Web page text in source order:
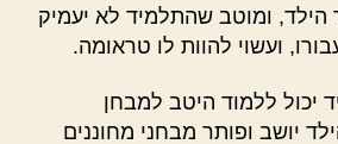
הילד, ומוטב שהתלמיד לא יעמיק
ועשוי להוות לו טראומה.
יכול ללמוד היטב למבחן
יושב ופותר מבחני מחוננים